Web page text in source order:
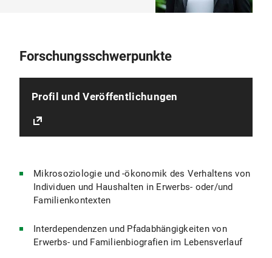
Forschungsschwerpunkte
Profil und Veröffentlichungen
Mikrosoziologie und -ökonomik des Verhaltens von
Individuen und Haushalten in Erwerbs- oder/und
Familienkontexten
Interdependenzen und Pfadabhängigkeiten von
Erwerbs- und Familienbiografien im Lebensverlauf